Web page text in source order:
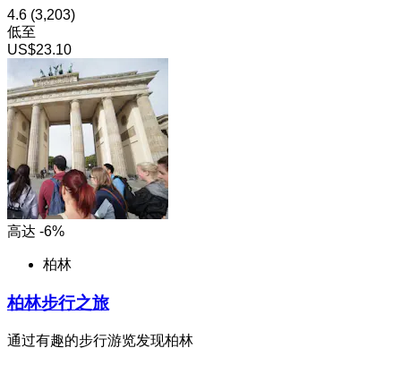
4.6 (3,203)
低至
US$23.10
高达 -6%
柏林
柏林步行之旅
通过有趣的步行游览发现柏林